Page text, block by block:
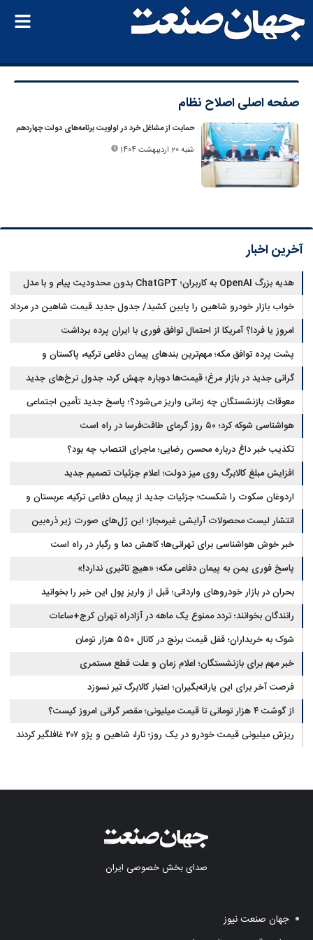
صفحه اصلیاصلاح نظام
حمایت از مشاغل خرد در اولویت برنامه‌های دولت چهاردهم
شنبه 20 اردیبهشت 1404
آخرین اخبار
هدیه بزرگ OpenAI به کاربران؛ ChatGPT بدون محدودیت پیام و با مدل
جدید می‌آید
خواب بازار خودرو شاهین را پایین کشید/ جدول جدید قیمت شاهین در مرداد
امروز یا فردا؟ آمریکا از احتمال توافق فوری با ایران پرده برداشت
پشت پرده توافق مکه؛ مهم‌ترین بندهای پیمان دفاعی ترکیه، پاکستان و
عربستان
گرانی جدید در بازار مرغ؛ قیمت‌ها دوباره جهش کرد، جدول نرخ‌های جدید
معوقات بازنشستگان چه زمانی واریز می‌شود؟؛ پاسخ جدید تأمین اجتماعی
هواشناسی شوکه کرد؛ ۵۰ روز گرمای طاقت‌فرسا در راه است
تکذیب خبر داغ درباره محسن رضایی؛ ماجرای انتصاب چه بود؟
افزایش مبلغ کالابرگ روی میز دولت؛ اعلام جزئیات تصمیم جدید
اردوغان سکوت را شکست؛ جزئیات جدید از پیمان دفاعی ترکیه، عربستان و
پاکستان
انتشار لیست محصولات آرایشی غیرمجاز؛ این ژل‌های صورت زیر ذره‌بین
خبر خوش هواشناسی برای تهرانی‌ها؛ کاهش دما و رگبار در راه است
پاسخ فوری یمن به پیمان دفاعی مکه؛ «هیچ تاثیری ندارد!»
بحران در بازار خودروهای وارداتی؛ قبل از واریز پول این خبر را بخوانید
رانندگان بخوانند؛ تردد ممنوع یک ماهه در آزادراه تهران کرج+ساعات
شوک به خریداران؛ قفل قیمت برنج در کانال ۵۵۰ هزار تومان
خبر مهم برای بازنشستگان؛ اعلام زمان و علت قطع مستمری
فرصت آخر برای این یارانه‌بگیران؛ اعتبار کالابرگ تیر نسوزد
از گوشت ۴ هزار تومانی تا قیمت میلیونی؛ مقصر گرانی امروز کیست؟
ریزش میلیونی قیمت خودرو در یک روز؛ تارا، شاهین و پژو ۲۰۷ غافلگیر کردند
صدای بخش خصوصی ایران
جهان صنعت نیوز